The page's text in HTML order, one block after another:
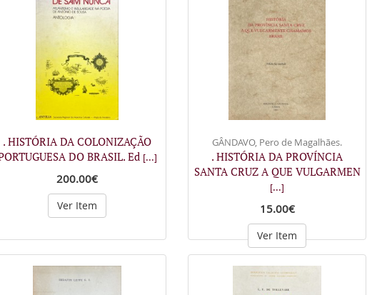
. HISTÓRIA DA COLONIZAÇÃO
DO BRASIL. Ed [...]
200.00€
Ver Item
GÂNDAVO, Pero de Magalhães.
. HISTÓRIA DA PROVÍNCIA
SANTA CRUZ A QUE VULGARMEN
[...]
15.00€
Ver Item